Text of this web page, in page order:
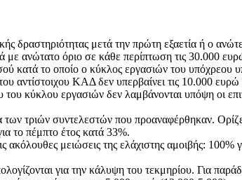
δραστηριότητας μετά την πρώτη εξαετία ή ο
ανώτατο όριο σε κάθε περίπτωση τις 30.000
κατά το οποίο ο κύκλος εργασιών του υπόχρεου
ΚΑΔ δεν υπερβαίνει τις 10.000 ευρώ
κύκλου εργασιών δεν λαμβάνονται υπόψη οι
τριών συντελεστών που προαναφέρθηκαν.
το πέμπτο έτος κατά 33%.
μειώσεις της ελάχιστης αμοιβής:
για την κάλυψη του τεκμηρίου. Για